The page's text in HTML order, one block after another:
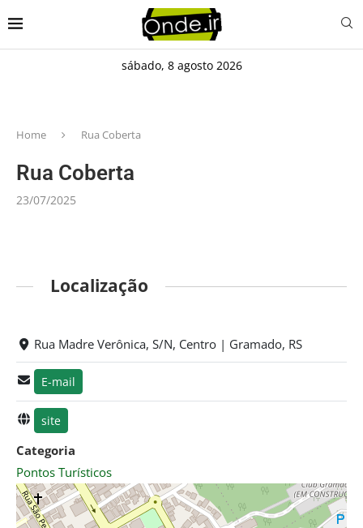
sábado, 8 agosto 2026
Home Rua Coberta
Rua Coberta
23/07/2025
Localização
Rua Madre Verônica, S/N, Centro | Gramado, RS
E-mail
site
Categoria
Pontos Turísticos